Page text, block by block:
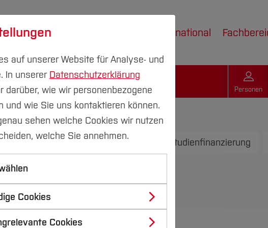
& Transfer International
Personen
Psychosoziale Beratung
Psychosoziale Beratung Studienfinanzierung
und Kontakt
auf unserer Website für Analyse- und
In unserer Datenschutzerklärung
darüber, wie wir personenbezogene
und wie Sie uns kontaktieren können.
sehen welche Cookies wir nutzen
welche Sie annehmen.
Cookies
Cookies